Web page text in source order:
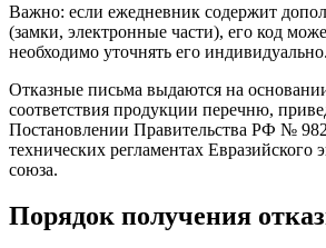
Важно: если ежедневник содержит
(замки, электронные части), его код
необходимо уточнять его индивидуально.
Отказные письма выдаются на
соответствия продукции перечню,
Постановлении Правительства РФ №
технических регламентах Евразийского
союза.
Порядок получения